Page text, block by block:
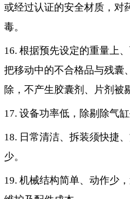
或经过认证的安全材质，对
毒。
16. 根据预先设定的重量上
把移动中的不合格品与残囊
除，不产生胶囊剂、片剂被
17. 设备功率低，除剔除气
18. 日常清洁、拆装须快捷
少。
19. 机械结构简单、动作少